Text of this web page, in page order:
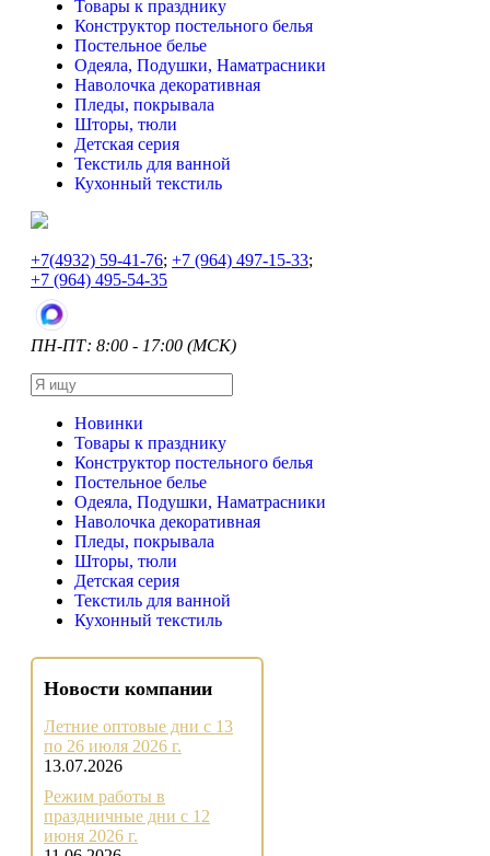
Товары к празднику
Конструктор постельного белья
Постельное белье
Одеяла, Подушки, Наматрасники
Наволочка декоративная
Пледы, покрывала
Шторы, тюли
Детская серия
Текстиль для ванной
Кухонный текстиль
+7(4932) 59-41-76; +7 (964) 497-15-33;
+7 (964) 495-54-35
ПН-ПТ: 8:00 - 17:00 (МСК)
Новинки
Товары к празднику
Конструктор постельного белья
Постельное белье
Одеяла, Подушки, Наматрасники
Наволочка декоративная
Пледы, покрывала
Шторы, тюли
Детская серия
Текстиль для ванной
Кухонный текстиль
Новости компании
Летние оптовые дни с 13
по 26 июля 2026 г.
13.07.2026
Режим работы в
праздничные дни с 12
июня 2026 г.